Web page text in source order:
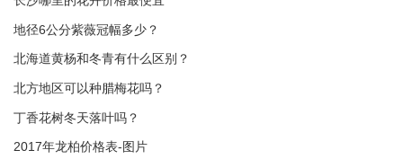
地径6公分紫薇冠幅多少？
北海道黄杨和冬青有什么区别？
北方地区可以种腊梅花吗？
丁香花树冬天落叶吗？
2017年龙柏价格表-图片